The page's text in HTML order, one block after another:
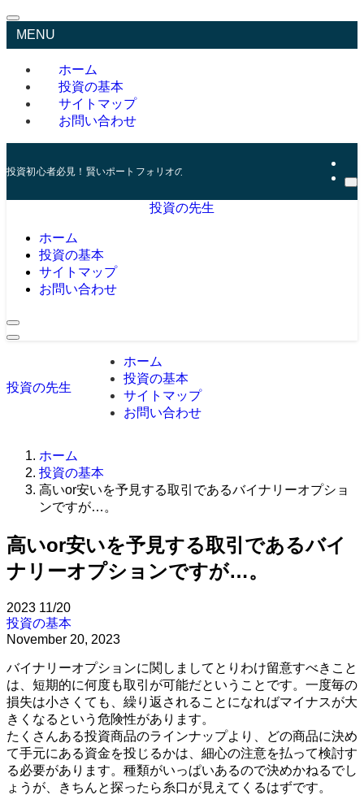
MENU
ホーム
投資の基本
サイトマップ
お問い合わせ
投資初心者必見！賢いポートフォリオの組み方とリスク管理の秘訣
投資の先生
ホーム
投資の基本
サイトマップ
お問い合わせ
投資の先生
ホーム
投資の基本
サイトマップ
お問い合わせ
ホーム
投資の基本
高いor安いを予見する取引であるバイナリーオプショ
ンですが…。
高いor安いを予見する取引であるバイ
ナリーオプションですが…。
2023 11/20
投資の基本
November 20, 2023
バイナリーオプションに関しましてとりわけ留意すべきこと
は、短期的に何度も取引が可能だということです。一度毎の
損失は小さくても、繰り返されることになればマイナスが大
きくなるという危険性があります。
たくさんある投資商品のラインナップより、どの商品に決め
て手元にある資金を投じるかは、細心の注意を払って検討す
る必要があります。種類がいっぱいあるので決めかねるでし
ょうが、きちんと探ったら糸口が見えてくるはずです。